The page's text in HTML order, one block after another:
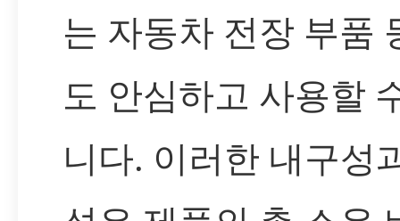
는 자동차 전장 부품
도 안심하고 사용할
니다. 이러한 내구성